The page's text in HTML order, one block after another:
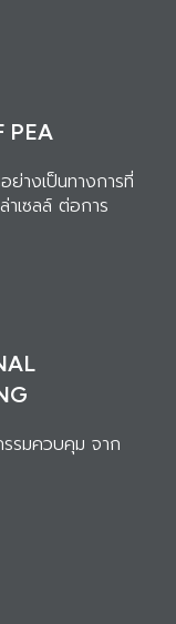
PEA
ย่างเป็นทางการที่
าเซลล์ ต่อการ
รมควบคุม จาก